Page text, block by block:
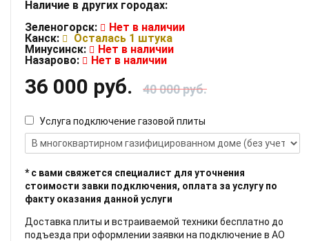
Наличие в других городах:
Зеленогорск:
Нет в наличии
Канск:
Осталась 1 штука
Минусинск:
Нет в наличии
Назарово:
Нет в наличии
36 000 руб. 40 000 руб.
Услуга подключение газовой плиты
* с вами свяжется специалист для уточнения
стоимости завки подключения, оплата за услугу по
факту оказания данной услуги
Доставка плиты и встраиваемой техники бесплатно до
подъезда при оформлении заявки на подключение в АО